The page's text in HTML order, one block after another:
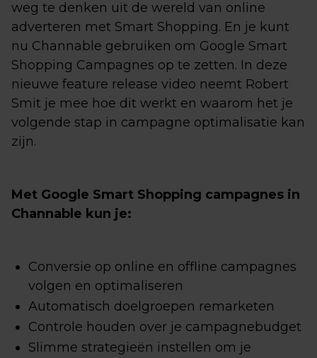
weg te denken uit de wereld van online
adverteren met Smart Shopping. En je kunt
nu Channable gebruiken om Google Smart
Shopping Campagnes op te zetten. In deze
nieuwe feature release video neemt Robert
Smit je mee hoe dit werkt en waarom het je
volgende stap in campagne optimalisatie kan
zijn.
Met Google Smart Shopping campagnes in
Channable kun je:
Conversie op online en offline campagnes
volgen en optimaliseren
Automatisch doelgroepen remarketen
Controle houden over je campagnebudget
Slimme strategieën instellen om je